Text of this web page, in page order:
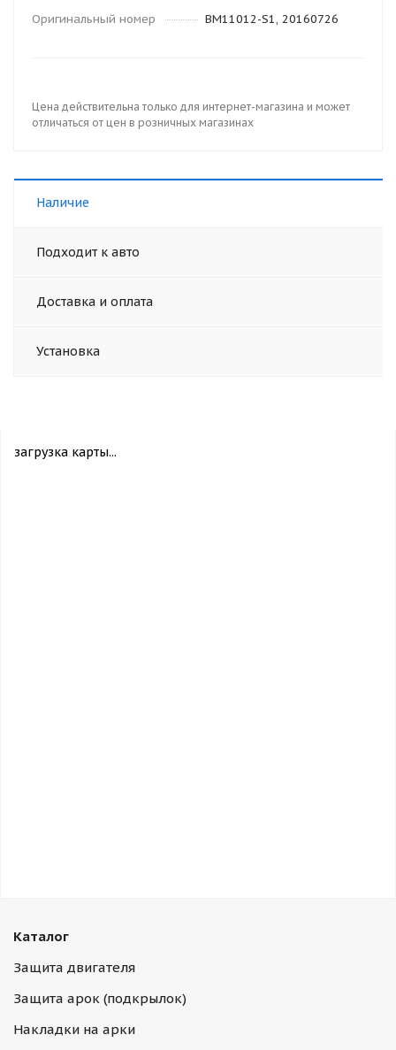
Оригинальный номер BM11012-S1, 20160726
Цена действительна только для интернет-магазина и может
отличаться от цен в розничных магазинах
Наличие
Подходит к авто
Доставка и оплата
Установка
загрузка карты...
Каталог
Защита двигателя
Защита арок (подкрылок)
Накладки на арки